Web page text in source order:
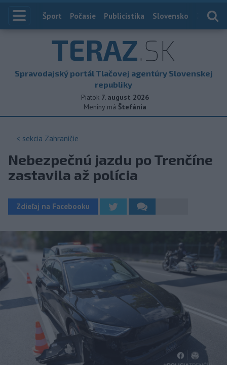
Index
Šport Počasie Publicistika Slovensko
TERAZ.SK
Spravodajský portál Tlačovej agentúry Slovenskej
republiky
Piatok 7. august 2026
Meniny má Štefánia
< sekcia Zahraničie
Nebezpečnú jazdu po Trenčíne
zastavila až polícia
Zdieľaj na Facebooku